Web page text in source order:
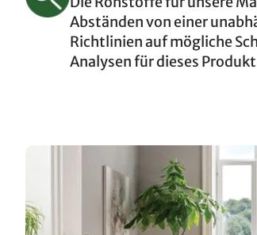
Abständen von einer
Richtlinien auf mögliche
Analysen für dieses